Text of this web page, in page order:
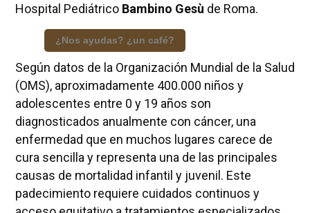
Hospital Pediátrico Bambino Gesù de Roma.
¿Nos ayudas? ¿un café?
Según datos de la Organización Mundial de la Salud
(OMS), aproximadamente 400.000 niños y
adolescentes entre 0 y 19 años son
diagnosticados anualmente con cáncer, una
enfermedad que en muchos lugares carece de
cura sencilla y representa una de las principales
causas de mortalidad infantil y juvenil. Este
padecimiento requiere cuidados continuos y